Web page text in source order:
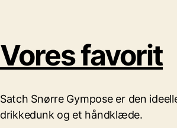
Vores favorit
Satch Snørre Gympose er den
drikkedunk og et håndklæde.